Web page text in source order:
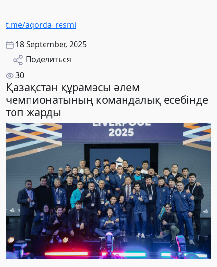
t.me/aqorda_resmi
18 September, 2025
Поделиться
30
Қазақстан құрамасы әлем
чемпионатының командалық есебінде
топ жарды